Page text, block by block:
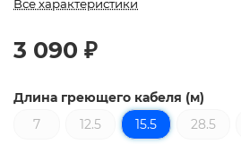
Все характеристики
3 090 ₽
Длина греющего кабеля (м)
7
12.5 15.5 28.5